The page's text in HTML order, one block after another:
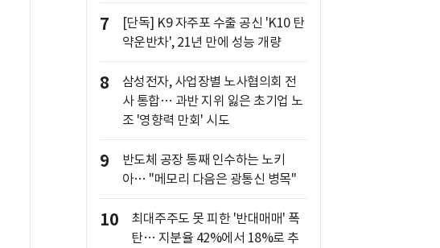
7
[단독] K9 자주포 수출 공신 'K10 탄
약운반차', 21년 만에 성능 개량
8
삼성전자, 사업장별 노사협의회 전
사 통합… 과반 지위 잃은 초기업 노
조 '영향력 만회' 시도
9
반도체 공장 통째 인수하는 노키
아… "메모리 다음은 광통신 병목"
10
최대주주도 못 피한 '반대매매' 폭
탄… 지분율 42%에서 18%로 추